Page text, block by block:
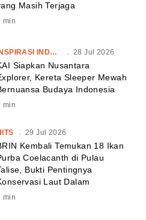
Masih Terjaga
min
INSPIRASI INDONESIA . 28 Jul 2026
Siapkan Nusantara
Kereta Sleeper Mewah
Budaya Indonesia
min
. 29 Jul 2026
Kembali Temukan 18 Ikan
Coelacanth di Pulau
Bukti Pentingnya
Laut Dalam
min